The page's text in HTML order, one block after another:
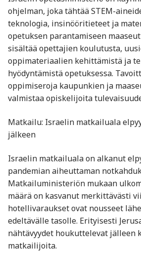
ohjelman, joka tähtää STEM-
teknologia, insinööritieteet ja
opetuksen parantamiseen
sisältää opettajien koulutusta,
oppimateriaalien kehittämistä ja
hyödyntämistä opetuksessa.
oppimiseroja kaupunkien ja
valmistaa opiskelijoita
Matkailu: Israelin matkailuala
jälkeen
Israelin matkailuala on alkanut
pandemian aiheuttaman
Matkailuministeriön mukaan
määrä on kasvanut merkittävästi
hotellivaraukset ovat nousseet
edeltävälle tasolle. Erityisesti
nähtävyydet houkuttelevat jälleen
matkailijoita.